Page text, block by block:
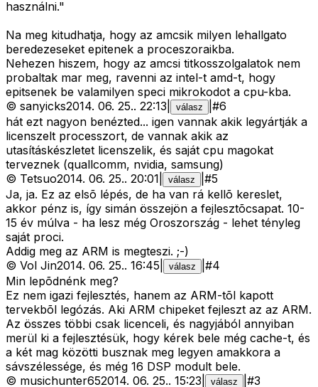
használni."
Na meg kitudhatja, hogy az amcsik milyen lehallgato
beredezeseket epitenek a proceszoraikba.
Nehezen hiszem, hogy az amcsi titkosszolgalatok nem
probaltak mar meg, ravenni az intel-t amd-t, hogy
epitsenek be valamilyen speci mikrokodot a cpu-kba.
© sanyicks2014. 06. 25.. 22:13 válasz #6
hát ezt nagyon benézted... igen vannak akik legyártják a
licenszelt processzort, de vannak akik az
utasításkészletet licenszelik, és saját cpu magokat
terveznek (quallcomm, nvidia, samsung)
© Tetsuo2014. 06. 25.. 20:01 válasz #5
Ja, ja. Ez az elsõ lépés, de ha van rá kellõ kereslet,
akkor pénz is, így simán összejön a fejlesztõcsapat. 10-
15 év múlva - ha lesz még Oroszország - lehet tényleg
saját proci.
Addig meg az ARM is megteszi. ;-)
© Vol Jin2014. 06. 25.. 16:45 válasz #4
Min lepõdnénk meg?
Ez nem igazi fejlesztés, hanem az ARM-tõl kapott
tervekbõl legózás. Aki ARM chipeket fejleszt az az ARM.
Az összes többi csak licenceli, és nagyjából annyiban
merül ki a fejlesztésük, hogy kérek bele még cache-t, és
a két mag közötti busznak meg legyen amakkora a
sávszélessége, és még 16 DSP modult bele.
© musichunter652014. 06. 25.. 15:23 válasz #3